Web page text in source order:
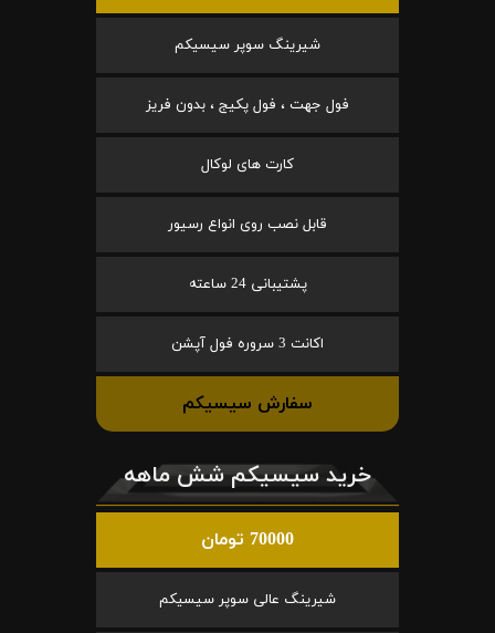
شیرینگ سوپر سیسیکم
فول جهت ، فول پکیج ، بدون فریز
کارت های لوکال
قابل نصب روی انواع رسیور
پشتیبانی 24 ساعته
اکانت 3 سروره فول آپشن
سفارش سیسیکم
خرید سیسیکم شش ماهه
70000 تومان
شیرینگ عالی سوپر سیسیکم